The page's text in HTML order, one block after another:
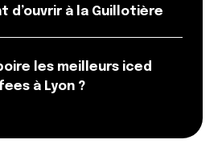
d’ouvrir à la Guillotière
les meilleurs iced
à Lyon ?